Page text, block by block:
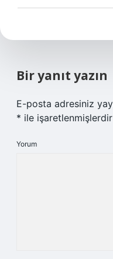
Bir yanıt yazın
E-posta adresiniz
* ile işaretlenmişlerdir
Yorum